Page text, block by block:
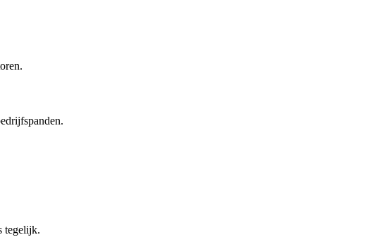
tegelijk.